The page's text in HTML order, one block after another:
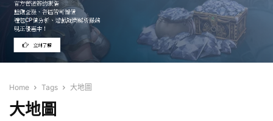
Home Tags 大地圖
大地圖